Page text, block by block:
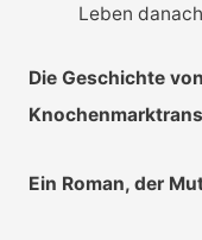
Leben danach
Die Geschichte
Ein Roman, der